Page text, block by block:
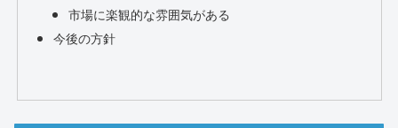
市場に楽観的な雰囲気がある
今後の方針